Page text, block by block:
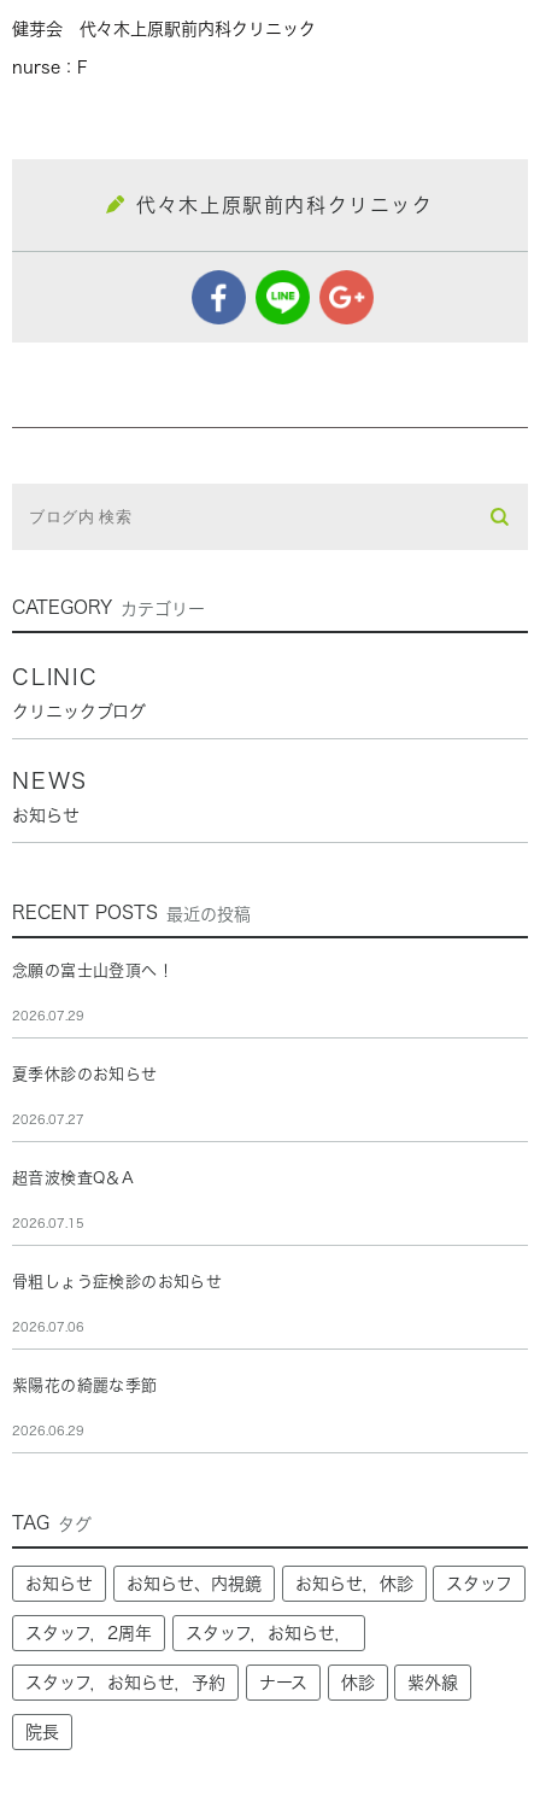
健芽会 代々木上原駅前内科クリニック
nurse：F
代々木上原駅前内科クリニック
CATEGORY カテゴリー
CLINIC
クリニックブログ
NEWS
お知らせ
RECENT POSTS 最近の投稿
念願の富士山登頂へ！
2026.07.29
夏季休診のお知らせ
2026.07.27
超音波検査Q＆A
2026.07.15
骨粗しょう症検診のお知らせ
2026.07.06
紫陽花の綺麗な季節
2026.06.29
TAG タグ
お知らせ お知らせ、内視鏡 お知らせ，休診 スタッフ
スタッフ，2周年 スタッフ，お知らせ，
スタッフ，お知らせ，予約 ナース 休診 紫外線
院長